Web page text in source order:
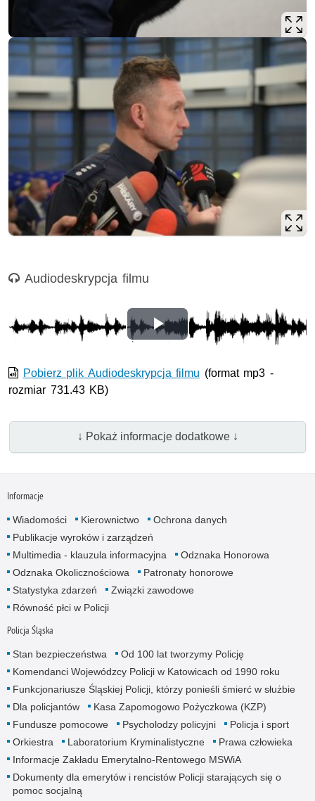
Nagranie audio
Audiodeskrypcja filmu
Odtwórz
wideo
Pobierz plik Audiodeskrypcja filmu (format mp3 -
rozmiar 731.43 KB)
↓ Pokaż informacje dodatkowe ↓
Informacje
Wiadomości Kierownictwo
Ochrona danych
Publikacje wyroków i zarządzeń
Multimedia - klauzula informacyjna
Odznaka Honorowa
Odznaka Okolicznościowa
Patronaty honorowe
Statystyka zdarzeń
Związki zawodowe
Równość płci w Policji
Policja Śląska
Stan bezpieczeństwa
Od 100 lat tworzymy Policję
Komendanci Wojewódzcy Policji w Katowicach od 1990 roku
Funkcjonariusze Śląskiej Policji, którzy ponieśli śmierć w służbie
Dla policjantów
Kasa Zapomogowo Pożyczkowa (KZP)
Fundusze pomocowe
Psycholodzy policyjni
Policja i sport
Orkiestra
Laboratorium Kryminalistyczne
Prawa człowieka
Informacje Zakładu Emerytalno-Rentowego MSWiA
Dokumenty dla emerytów i rencistów Policji starających się o
pomoc socjalną